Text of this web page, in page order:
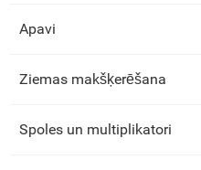
Apavi
Ziemas makšķerēšana
Spoles un multiplikatori